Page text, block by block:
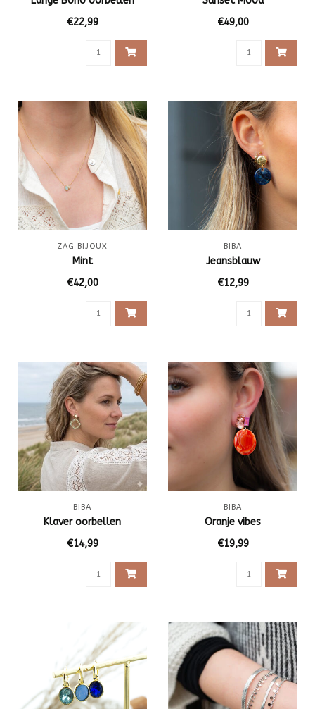
€22,99
€49,00
ZAG BIJOUX
Mint
€42,00
BIBA
Jeansblauw
€12,99
BIBA
Klaver oorbellen
€14,99
BIBA
Oranje vibes
€19,99